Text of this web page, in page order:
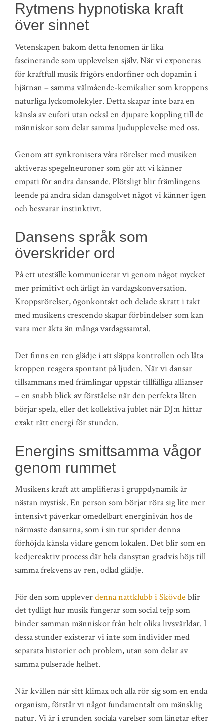
Rytmens hypnotiska kraft
över sinnet
Vetenskapen bakom detta fenomen är lika
fascinerande som upplevelsen själv. När vi exponeras
för kraftfull musik frigörs endorfiner och dopamin i
hjärnan – samma välmående-kemikalier som kroppens
naturliga lyckomolekyler. Detta skapar inte bara en
känsla av eufori utan också en djupare koppling till de
människor som delar samma ljudupplevelse med oss.
Genom att synkronisera våra rörelser med musiken
aktiveras spegelneuroner som gör att vi känner
empati för andra dansande. Plötsligt blir främlingens
leende på andra sidan dansgolvet något vi känner igen
och besvarar instinktivt.
Dansens språk som
överskrider ord
På ett uteställe kommunicerar vi genom något mycket
mer primitivt och ärligt än vardagskonversation.
Kroppsrörelser, ögonkontakt och delade skratt i takt
med musikens crescendo skapar förbindelser som kan
vara mer äkta än många vardagssamtal.
Det finns en ren glädje i att släppa kontrollen och låta
kroppen reagera spontant på ljuden. När vi dansar
tillsammans med främlingar uppstår tillfälliga allianser
– en snabb blick av förståelse när den perfekta låten
börjar spela, eller det kollektiva jublet när DJ:n hittar
exakt rätt energi för stunden.
Energins smittsamma vågor
genom rummet
Musikens kraft att amplifieras i gruppdynamik är
nästan mystisk. En person som börjar röra sig lite mer
intensivt påverkar omedelbart energinivån hos de
närmaste dansarna, som i sin tur sprider denna
förhöjda känsla vidare genom lokalen. Det blir som en
kedjereaktiv process där hela dansytan gradvis höjs till
samma frekvens av ren, odlad glädje.
För den som uppleverdenna nattklubb i Skövde blir
det tydligt hur musik fungerar som social tejp som
binder samman människor från helt olika livsvärldar. I
dessa stunder existerar vi inte som individer med
separata historier och problem, utan som delar av
samma pulserade helhet.
När kvällen når sitt klimax och alla rör sig som en enda
organism, förstår vi något fundamentalt om mänsklig
natur. Vi är i grunden sociala varelser som längtar efter